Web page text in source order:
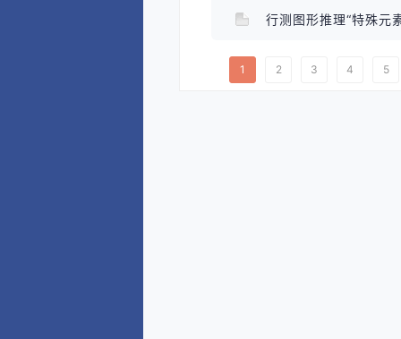
行测图形推理“特殊元
1 2 3 4 5